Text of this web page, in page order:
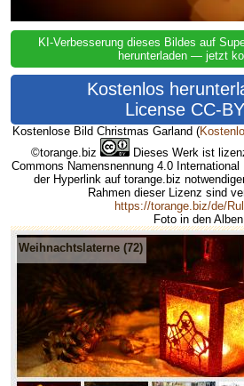
KI-Verbesserung dieses Bildes auf
herunterladen — jetzt
Kostenlos
License CC-
Kostenlose Bild Christmas Garland (
©torange.biz
Dieses Werk ist
Commons Namensnennung 4.0
der Hyperlink auf torange.biz
Rahmen dieser Lizenz sind
https://torange.biz/de/
Foto in den
Weihnachtslaterne (72)